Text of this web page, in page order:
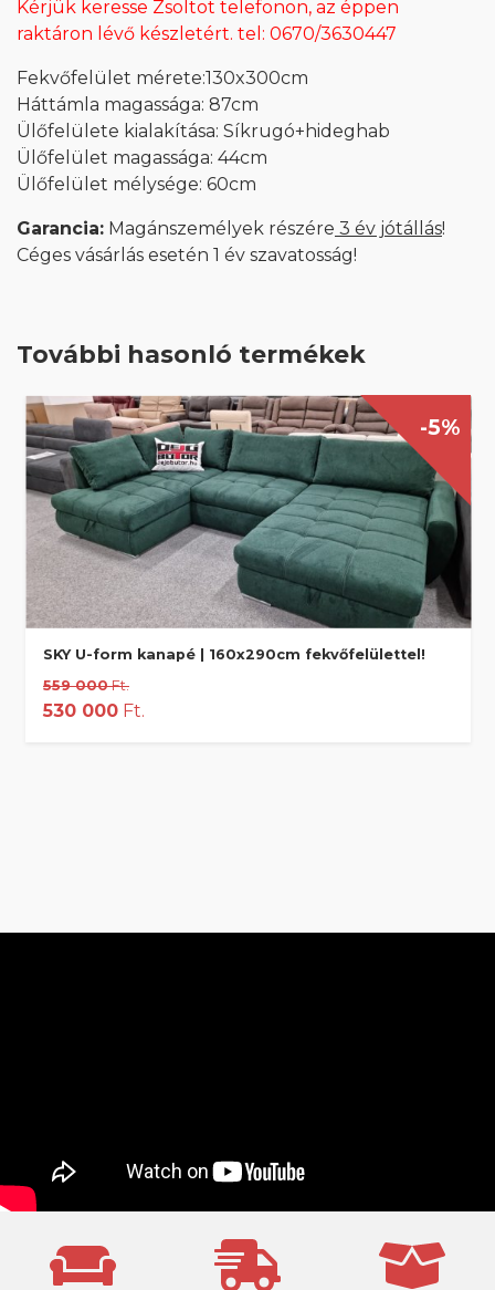
Kérjük keresse Zsoltot telefonon, az éppen
raktáron lévő készletért. tel: 0670/3630447
Fekvőfelület mérete:130x300cm
Háttámla magassága: 87cm
Ülőfelülete kialakítása: Síkrugó+hideghab
Ülőfelület magassága: 44cm
Ülőfelület mélysége: 60cm
Garancia: Magánszemélyek részére 3 év jótállás!
Céges vásárlás esetén 1 év szavatosság!
További hasonló termékek
-5%
SKY U-form kanapé | 160x290cm fekvőfelülettel!
559 000Ft.
530 000 Ft.